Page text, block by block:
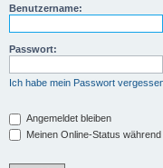
Benutzername:
Passwort:
Ich habe mein Passwort
Angemeldet bleiben
Meinen Online-Status